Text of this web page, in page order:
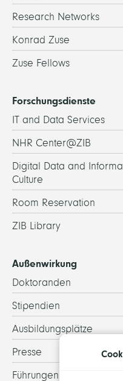
Research Networks
Konrad Zuse
Zuse Fellows
Forschungsdienste
IT and Data Services
NHR Center@ZIB
Digital Data and
Culture
Room Reservation
ZIB Library
Außenwirkung
Doktoranden
Stipendien
Ausbildungsplätze
Presse
Führungen